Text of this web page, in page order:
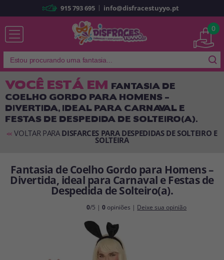
Já sou cliente
Lembrar-me Esqueceu sua senha?
ENTRAR
Sou novo
Ao criar uma conta emdisfracestuyyo.pt, você poderá fazer suas
pedidos e consultar suas operações anteriores.
Vá em frente! Estávamos esperando por você.
CRIAR CONTA
915 793 695 | info@disfracestuyyo.pt
0
VOCÊ ESTÁ EM FANTASIA DE
COELHO GORDO PARA HOMENS –
DIVERTIDA, IDEAL PARA CARNAVAL E
FESTAS DE DESPEDIDA DE SOLTEIRO(A).
<< VOLTAR PARA DISFARCES PARA DESPEDIDAS DE SOLTEIRO E
SOLTEIRA
Fantasia de Coelho Gordo para Homens –
Divertida, ideal para Carnaval e Festas de
Despedida de Solteiro(a).
0/5 |0 opiniões | Deixe sua opinião